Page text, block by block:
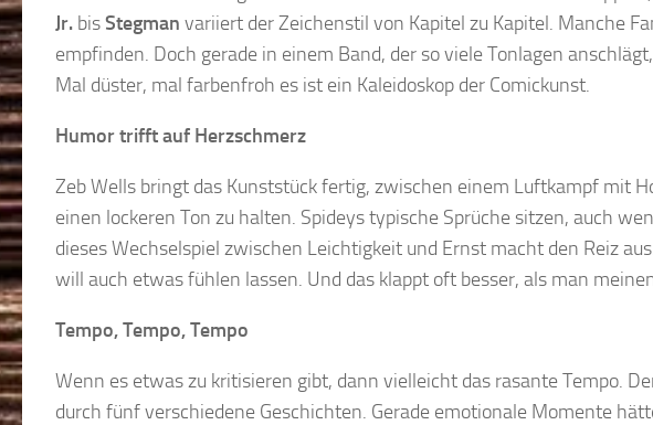
Jr. bisStegman variiert der Zeichenstil von Kapitel zu Kapitel. Manche
empfinden. Doch gerade in einem Band, der so viele Tonlagen
Mal düster, mal farbenfroh es ist ein Kaleidoskop der Comickunst.
Humor trifft auf Herzschmerz
Zeb Wells bringt das Kunststück fertig, zwischen einem Luftkampf mit
einen lockeren Ton zu halten. Spideys typische Sprüche sitzen, auch
dieses Wechselspiel zwischen Leichtigkeit und Ernst macht den Reiz
will auch etwas fühlen lassen. Und das klappt oft besser, als man
Tempo, Tempo, Tempo
Wenn es etwas zu kritisieren gibt, dann vielleicht das rasante Tempo.
durch fünf verschiedene Geschichten. Gerade emotionale Momente